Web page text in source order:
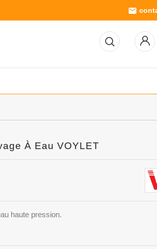
email
À Eau VOYLET
haute pression.